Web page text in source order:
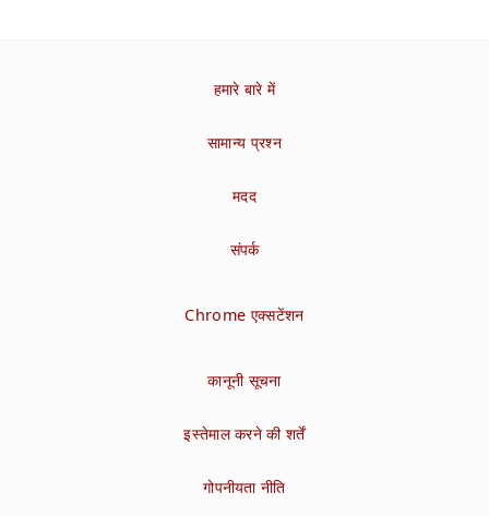
हमारे बारे में
सामान्य प्रश्न
मदद
संपर्क
Chrome एक्सटेंशन
कानूनी सूचना
इस्तेमाल करने की शर्तें
गोपनीयता नीति